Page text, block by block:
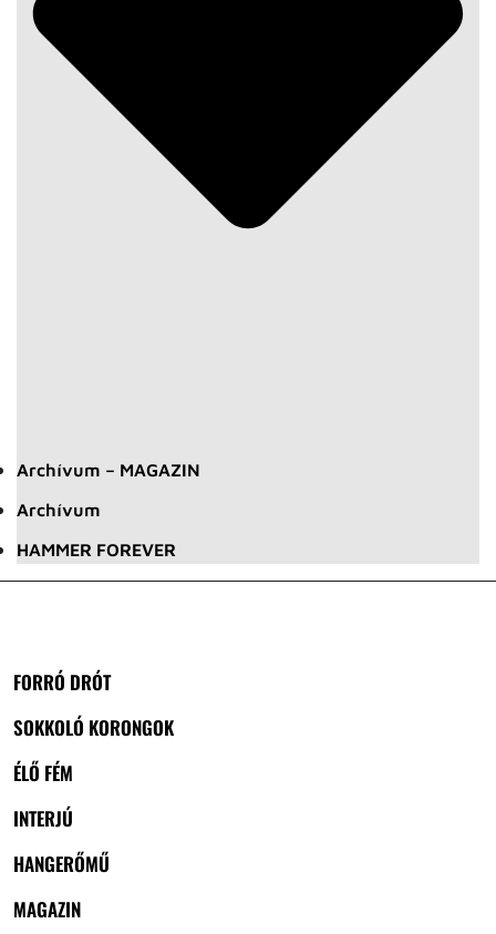
Archívum – MAGAZIN
Archívum
HAMMER FOREVER
FORRÓ DRÓT
SOKKOLÓ KORONGOK
ÉLŐ FÉM
INTERJÚ
HANGERŐMŰ
MAGAZIN